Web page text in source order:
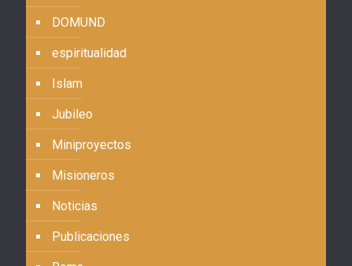
DOMUND
espiritualidad
Islam
Jubileo
Miniproyectos
Misioneros
Noticias
Publicaciones